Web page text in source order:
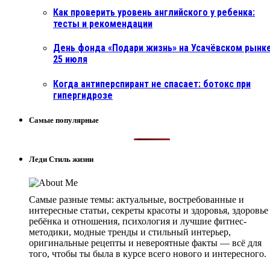
Как проверить уровень английского у ребенка:
тесты и рекомендации
День фонда «Подари жизнь» на Усачёвском
25 июля
Когда антиперспирант не спасает: ботокс при
гипергидрозе
Самые популярные
Леди Стиль жизни
Самые разные темы: актуальные, востребованные и
интересные статьи, секреты красоты и здоровья, здоровье
ребёнка и отношения, психология и лучшие фитнес-
методики, модные тренды и стильный интерьер,
оригинальные рецепты и невероятные факты — всё для
того, чтобы ты была в курсе всего нового и интересного.